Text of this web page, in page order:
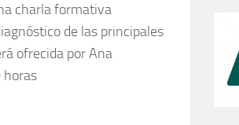
charla formativa
de las principales
ofrecida por Ana
horas